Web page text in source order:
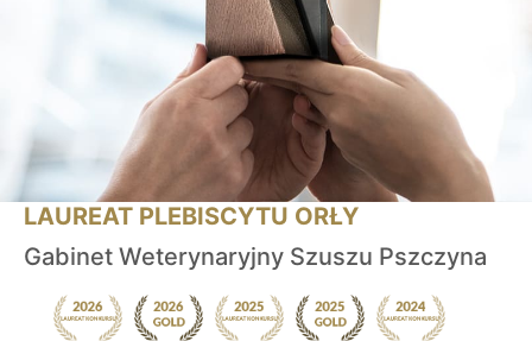
LAUREAT PLEBISCYTU ORŁY
Gabinet Weterynaryjny Szuszu Pszczyna